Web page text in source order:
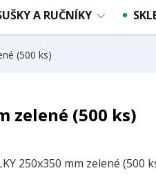
A RUČNÍKY
(500 ks)
zelené (500 ks)